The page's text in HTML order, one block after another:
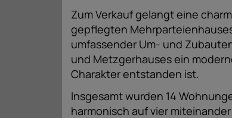
Zum Verkauf gelangt eine
gepflegten
umfassender Um- und
und Metzgerhauses ein
Charakter entstanden ist.
Insgesamt wurden 14
harmonisch auf vier